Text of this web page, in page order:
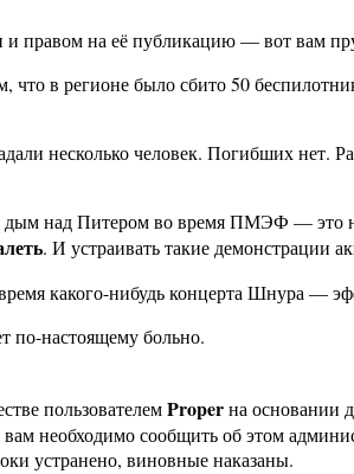
правом на её публикацию — вот вам
что в регионе было сбито 50
несколько человек. Погибших нет.
над Питером во время ПМЭФ — это
. И устраивать такие демонстрации
какого-нибудь концерта Шнура —
по-настоящему больно.
пользователемProperна основании
необходимо сообщить об этом
устранено, виновные наказаны.